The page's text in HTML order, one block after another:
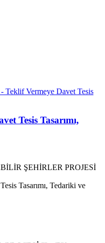
- Teklif Vermeye Davet Tesis
Tesis Tasarımı,
ŞEHİRLER PROJESİ